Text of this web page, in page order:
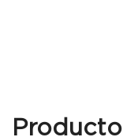
Producto